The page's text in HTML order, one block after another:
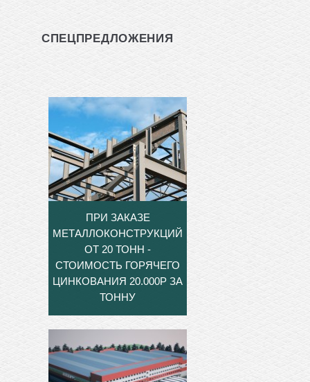
СПЕЦПРЕДЛОЖЕНИЯ
ПРИ ЗАКАЗЕ
МЕТАЛЛОКОНСТРУКЦИЙ
ОТ 20 ТОНН -
СТОИМОСТЬ ГОРЯЧЕГО
ЦИНКОВАНИЯ 20.000Р ЗА
ТОННУ